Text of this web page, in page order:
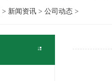
> 新闻资讯 > 公司动态 >